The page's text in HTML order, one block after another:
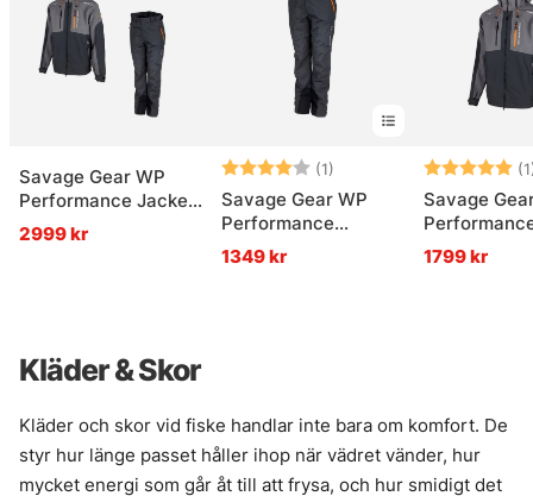
Savage Gear WP
Performance Jacket
& Trousers Gunmetal
2999 kr
Betyg: (1)
4.0 utav 5 stjärnor
Savage Gear WP
Performance
Trousers Gunmetal
1349 kr
Betyg:
Savage
Gunmetal
1799 kr
Kläder & Skor
Kläder och skor vid fiske handlar inte bara om komfort. De
styr hur länge passet håller ihop när vädret vänder, hur
mycket energi som går åt till att frysa, och hur smidigt det